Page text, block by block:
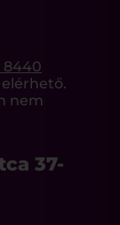
8440
nem
37-